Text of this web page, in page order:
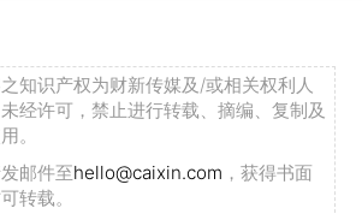
知识产权为财新传媒及/或相关权利人
经许可，禁止进行转载、摘编、复制及
。
邮件至hello@caixin.com ，获得书面
转载。